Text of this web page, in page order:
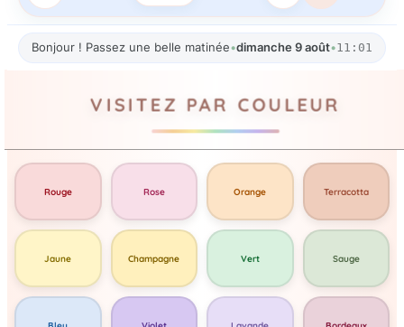
Bonjour ! Passez une belle matinée•dimanche 9 août•11:01
VISITEZ PAR COULEUR
Rouge Rose Orange Terracotta
Jaune Champagne Vert Sauge